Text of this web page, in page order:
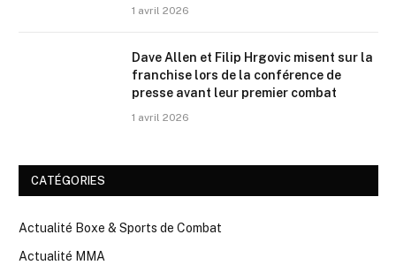
1 avril 2026
Dave Allen et Filip Hrgovic misent sur la
franchise lors de la conférence de
presse avant leur premier combat
1 avril 2026
CATÉGORIES
Actualité Boxe & Sports de Combat
Actualité MMA